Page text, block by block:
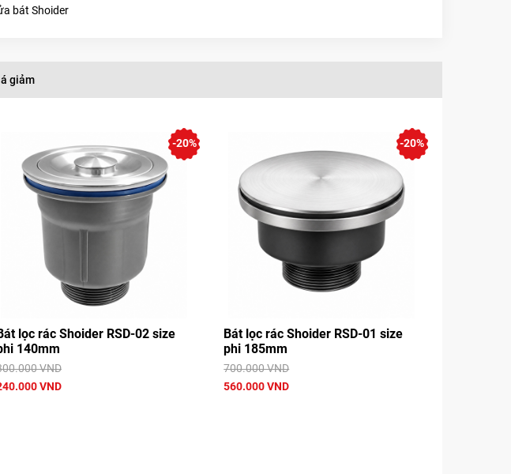
bát Shoider
giảm
lọc rác Shoider RSD-02 size
140mm
VND
VND
-20%
Bát lọc rác Shoider RSD-01 size
phi 185mm
700.000 VND
560.000 VND
-20%